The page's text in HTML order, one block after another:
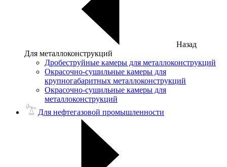
Назад
Для металлоконструкций
Дробеструйные камеры для металлоконструкций
Окрасочно-сушильные камеры для
крупногабаритных металлоконструкций
Окрасочно-сушильные камеры для
металлоконструкций
Для нефтегазовой промышленности